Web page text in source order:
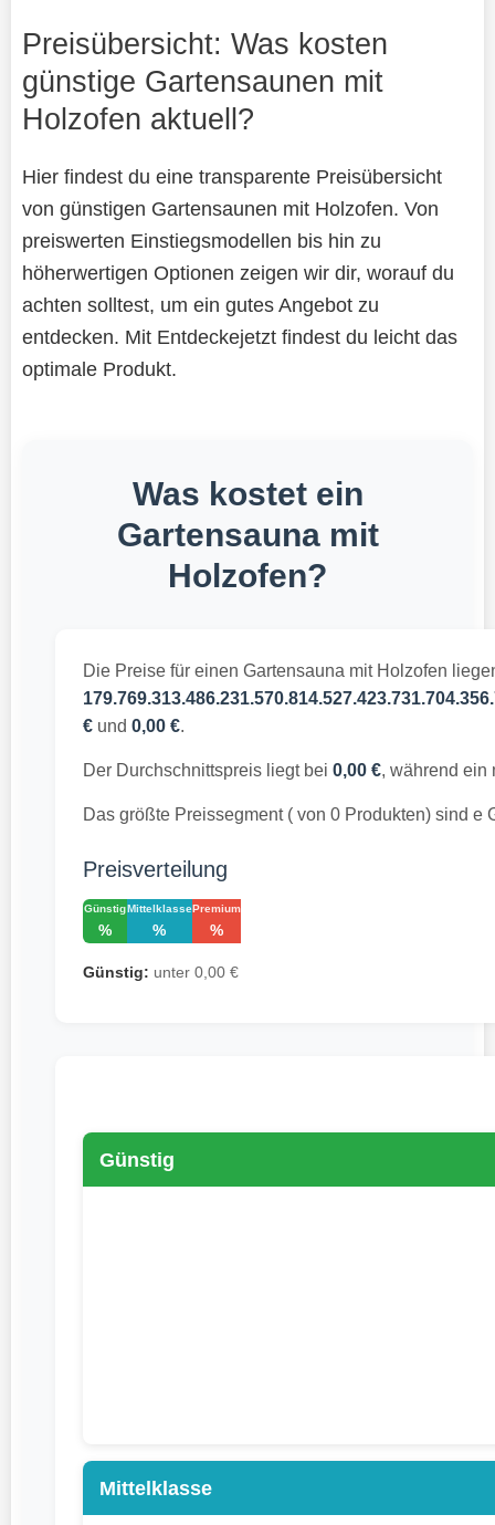
Preisübersicht: Was kosten
günstige Gartensaunen mit
Holzofen aktuell?
Hier findest du eine transparente Preisübersicht
von günstigen Gartensaunen mit Holzofen. Von
preiswerten Einstiegsmodellen bis hin zu
höherwertigen Optionen zeigen wir dir, worauf du
achten solltest, um ein gutes Angebot zu
entdecken. Mit Entdeckejetzt findest du leicht das
optimale Produkt.
Was kostet ein
Gartensauna mit
Holzofen?
Die Preise für einen Gartensauna mit Holzofen
€und 0,00 €.
Der Durchschnittspreis liegt bei 0,00 €, während ein
Das größte Preissegment ( von 0 Produkten) sind e
Preisverteilung
Günstig
%
Mittelklasse
%
Premium
%
Günstig: unter 0,00 €
Günstig
Mittelklasse